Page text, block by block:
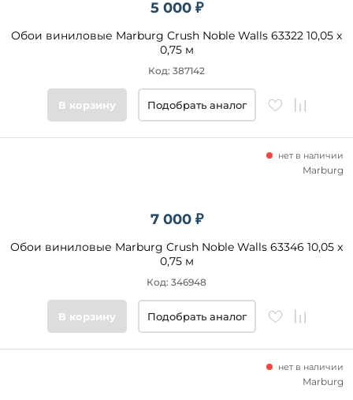
5 000 ₽
Обои виниловые Marburg Crush Noble Walls 63322 10,05 x
0,75 м
Код: 387142
В корзину Подобрать аналог
7 000 ₽
Обои виниловые Marburg Crush Noble Walls 63346 10,05 x
0,75 м
нет в наличии
Код: 346948
Marburg
В корзину Подобрать аналог
нет в наличии
Marburg